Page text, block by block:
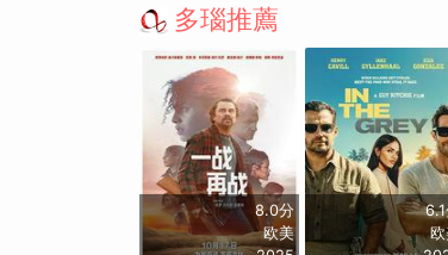
多瑙推薦
8.0分
欧美